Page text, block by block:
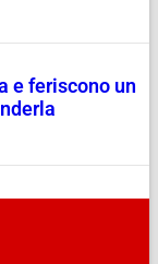
e feriscono un